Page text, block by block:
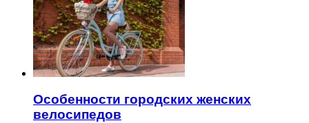
Особенности городских женских
велосипедов